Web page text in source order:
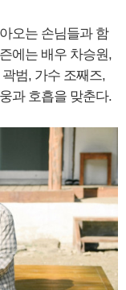
오는 손님들과 함
에는 배우 차승원,
범, 가수 조째즈,
과 호흡을 맞춘다.